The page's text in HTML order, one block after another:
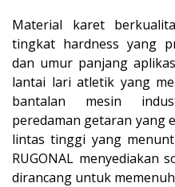
Material karet
tingkat hardness yang
dan umur panjang
lantai lari atletik yang
bantalan mesin
peredaman getaran yang
lintas tinggi yang
RUGONAL menyediakan
dirancang untuk